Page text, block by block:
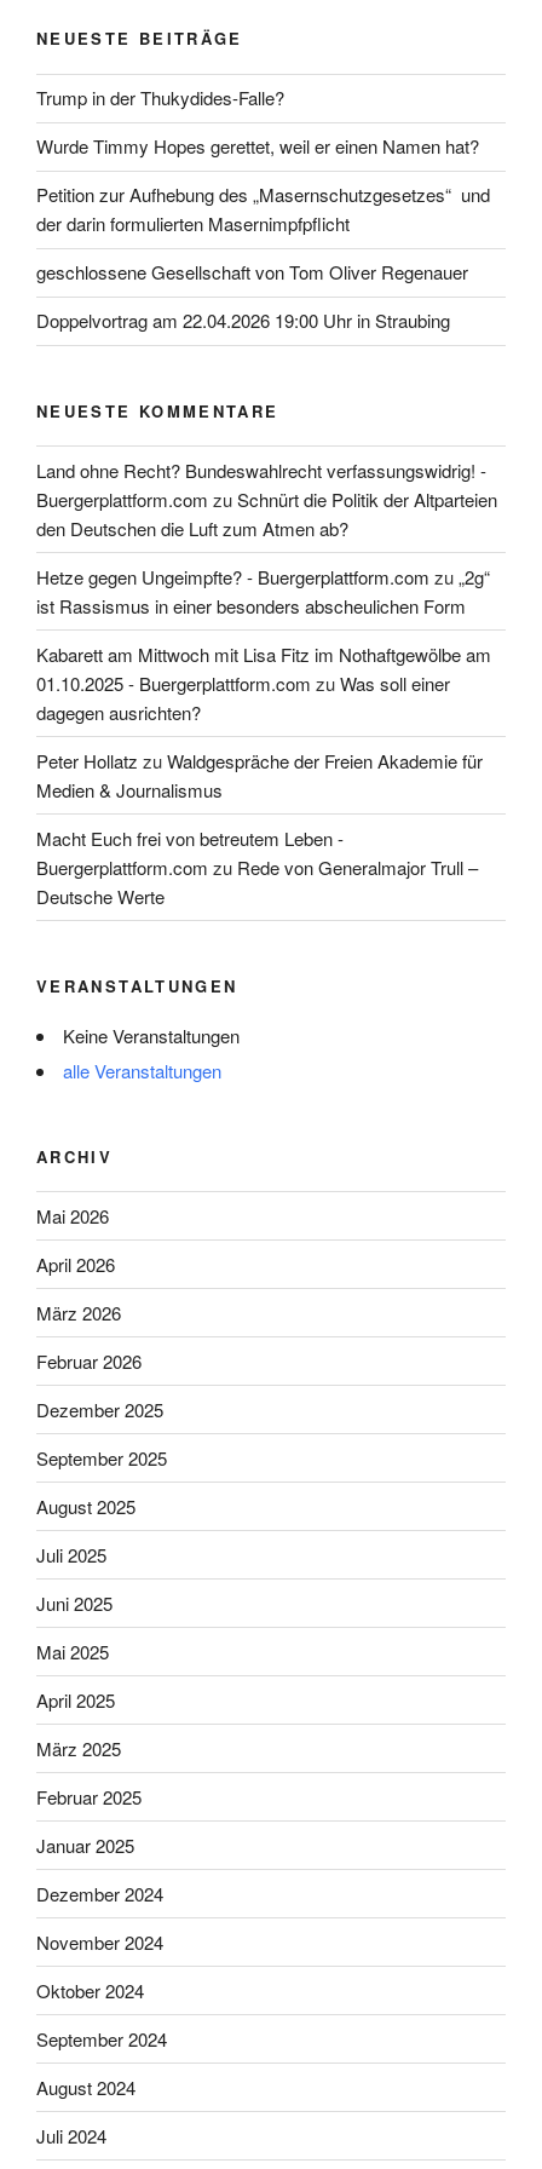
NEUESTE BEITRÄGE
Trump in der Thukydides-Falle?
Wurde Timmy Hopes gerettet, weil er einen Namen hat?
Petition zur Aufhebung des „Masernschutzgesetzes“ und
der darin formulierten Masernimpfpflicht
geschlossene Gesellschaft von Tom Oliver Regenauer
Doppelvortrag am 22.04.2026 19:00 Uhr in Straubing
NEUESTE KOMMENTARE
Land ohne Recht? Bundeswahlrecht verfassungswidrig! -
Buergerplattform.com zuSchnürt die Politik der Altparteien
den Deutschen die Luft zum Atmen ab?
Hetze gegen Ungeimpfte? - Buergerplattform.com zu„2g“
ist Rassismus in einer besonders abscheulichen Form
Kabarett am Mittwoch mit Lisa Fitz im Nothaftgewölbe am
01.10.2025 - Buergerplattform.com zuWas soll einer
dagegen ausrichten?
Peter Hollatz zuWaldgespräche der Freien Akademie für
Medien & Journalismus
Macht Euch frei von betreutem Leben -
Buergerplattform.com zu Rede von Generalmajor Trull –
Deutsche Werte
VERANSTALTUNGEN
Keine Veranstaltungen
alle Veranstaltungen
ARCHIV
Mai 2026
April 2026
März 2026
Februar 2026
Dezember 2025
September 2025
August 2025
Juli 2025
Juni 2025
Mai 2025
April 2025
März 2025
Februar 2025
Januar 2025
Dezember 2024
November 2024
Oktober 2024
September 2024
August 2024
Juli 2024